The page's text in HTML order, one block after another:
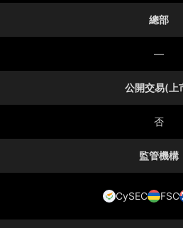
總部
—
公開交易(上
否
監管機構
CySEC FSC